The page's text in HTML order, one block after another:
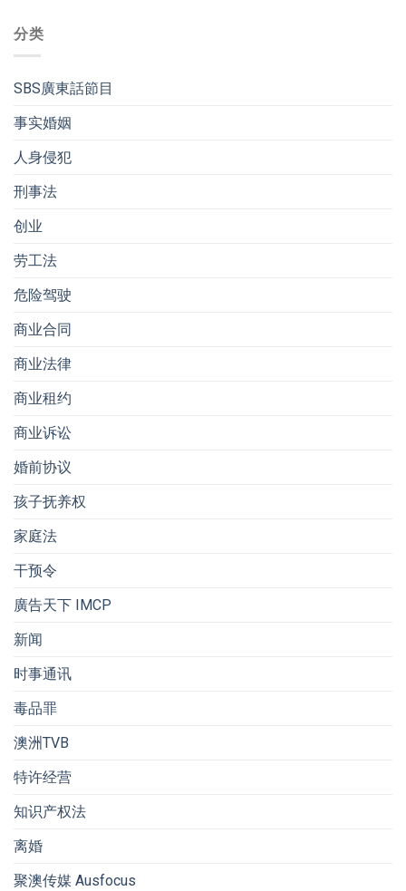
分类
SBS廣東話節目
事实婚姻
人身侵犯
刑事法
创业
劳工法
危险驾驶
商业合同
商业法律
商业租约
商业诉讼
婚前协议
孩子抚养权
家庭法
干预令
廣告天下 IMCP
新闻
时事通讯
毒品罪
澳洲TVB
特许经营
知识产权法
离婚
聚澳传媒 Ausfocus